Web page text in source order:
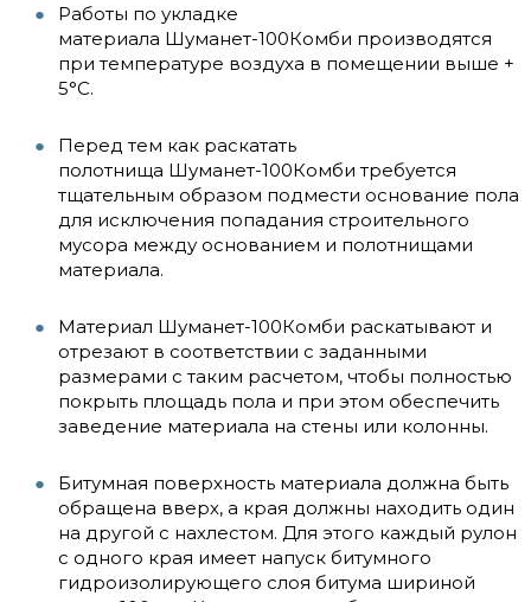
Работы по укладке
материала Шуманет-100Комби производятся
при температуре воздуха в помещении выше +
5°С.
Перед тем как раскатать
полотнища Шуманет-100Комби требуется
тщательным образом подмести основание пола
для исключения попадания строительного
мусора между основанием и полотнищами
материала.
Материал Шуманет-100Комби раскатывают и
отрезают в соответствии с заданными
размерами с таким расчетом, чтобы полностью
покрыть площадь пола и при этом обеспечить
заведение материала на стены или колонны.
Битумная поверхность материала должна быть
обращена вверх, а края должны находить один
на другой с нахлестом. Для этого каждый рулон
с одного края имеет напуск битумного
гидроизолирующего слоя битума шириной